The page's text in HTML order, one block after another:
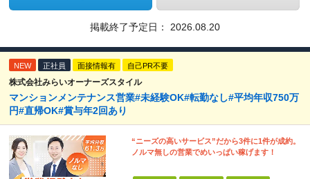
掲載終了予定日： 2026.08.20
NEW 正社員 面接情報有 自己PR不要
株式会社みらいオーナーズスタイル
マンションメンテナンス営業#未経験OK#転勤なし#平均年収750万
円#直帰OK#賞与年2回あり
“ニーズの高いサービス”だから3件に1件が成約。
ノルマ無しの営業でめいっぱい稼げます！